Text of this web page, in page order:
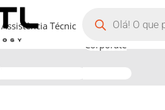
Assistência Técnica
Corporate